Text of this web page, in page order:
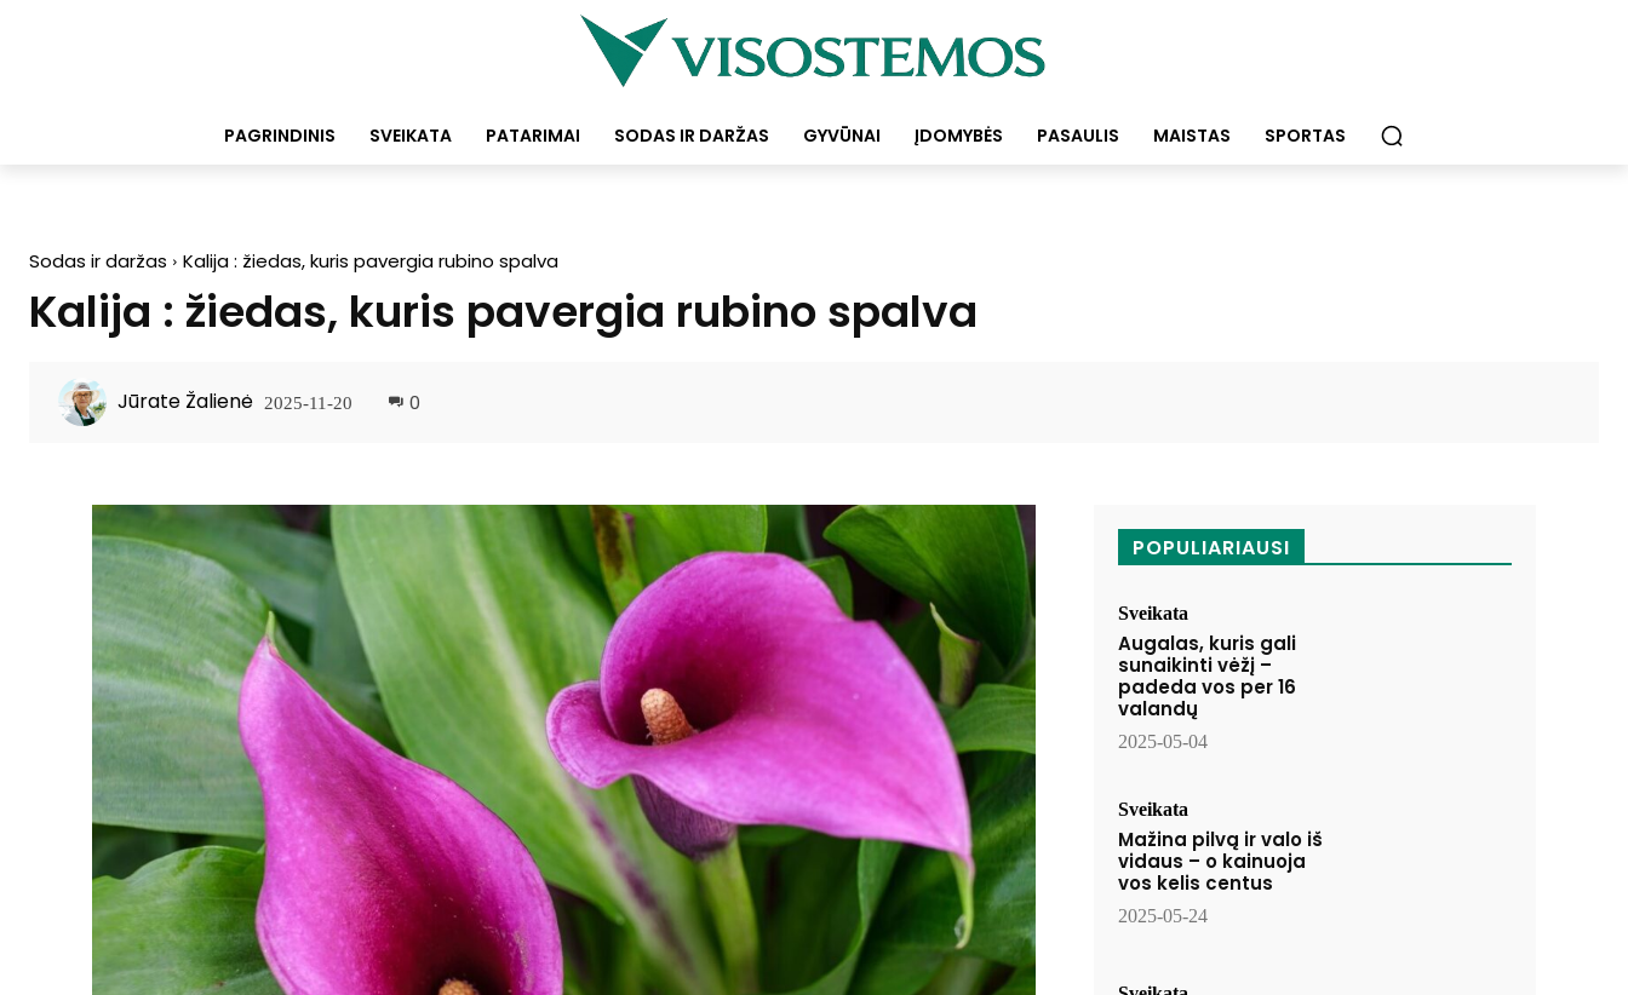
PAGRINDINIS SVEIKATA PATARIMAI SODAS IR DARŽAS GYVŪNAI ĮDOMYBĖS PASAULIS MAISTAS SPORTAS
Sodas ir daržas Kalija : žiedas, kuris pavergia rubino spalva
Kalija : žiedas, kuris pavergia rubino spalva
Jūrate Žalienė 2025-11-20 0
POPULIARIAUSI
Sveikata
Augalas, kuris gali
sunaikinti vėžį –
padeda vos per 16
valandų
2025-05-04
Sveikata
Mažina pilvą ir valo iš
vidaus – o kainuoja
vos kelis centus
2025-05-24